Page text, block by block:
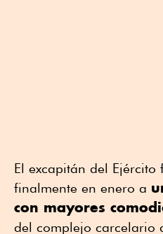
El excapitán del Ejército
finalmente en enero a
con mayores
del complejo carcelario